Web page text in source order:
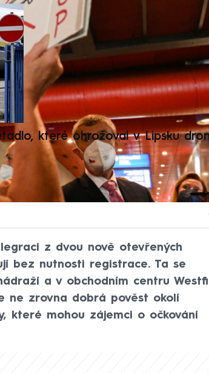
které ohrožoval v Lipsku
z dvou nově otevřených
bez nutnosti registrace. Ta se
a v obchodním centru
ne zrovna dobrá pověst okolí
které mohou zájemci o očkování